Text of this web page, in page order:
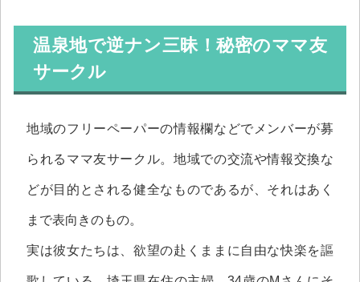
温泉地で逆ナン三昧！秘密のママ友
サークル
地域のフリーペーパーの情報欄などでメンバーが募
られるママ友サークル。地域での交流や情報交換な
どが目的とされる健全なものであるが、それはあく
まで表向きのもの。
実は彼女たちは、欲望の赴くままに自由な快楽を謳